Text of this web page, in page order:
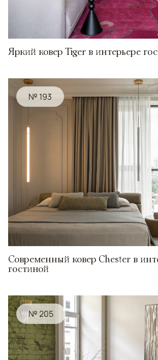
Яркий ковер Tiger в интерьере
№ 193
Современный ковер Chester в
гостиной
№ 205